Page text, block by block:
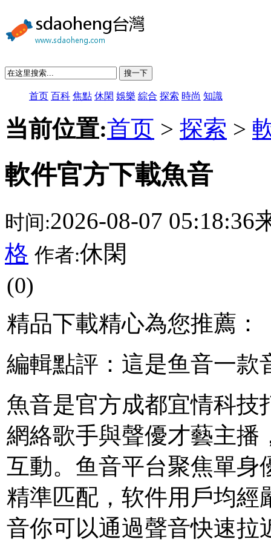
搜一下
首页 百科 焦點 休閑 娛樂 綜合 探索 時尚 知識
当前位置:首页 > 探索 >
軟件官方下載魚音
时间:2026-08-07 05:18:36
格 作者:休閑
(0)
精品下載精心為您推薦：
編輯點評：這是鱼音一款
魚音是官方成都宜情科技
網絡歌手與聲優才藝主播
互動。鱼音平台聚焦單身
精準匹配，软件用戶均經
音你可以通過聲音快速拉